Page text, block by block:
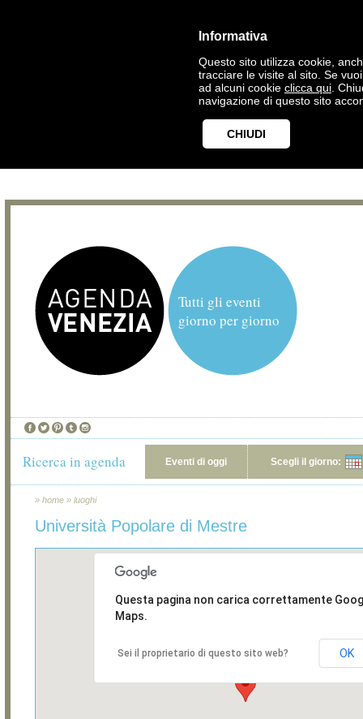
Informativa
Questo sito utilizza cookie,
tracciare le visite al sito. Se
ad alcuni cookie clicca qui .
navigazione di questo sito
CHIUDI
Tutti gli eventi
giorno per giorno
Ricerca in agenda Eventi di oggi Scegli il giorno:
» home » luoghi
Università Popolare di Mestre
Questa pagina non carica correttamente
Maps.
Sei il proprietario di questo sito web? OK